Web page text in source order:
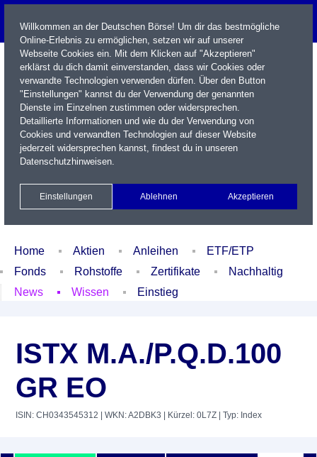
Name / WKN / ISIN / Kürzel
Xetra Realtime
Watchlist Portfolio Login
Home Aktien Anleihen
ETF/ETP
Fonds
Rohstoffe Zertifikate
Nachhaltig
News
Wissen Einstieg
ISTX M.A./P.Q.D.100
GR EO
ISIN: CH0343545312 | WKN: A2DBK3 | Kürzel: 0L7Z | Typ: Index
Willkommen an der Deutschen Börse! Um dir das bestmögliche
Online-Erlebnis zu ermöglichen, setzen wir auf unserer
Webseite Cookies ein. Mit dem Klicken auf "Akzeptieren"
erklärst du dich damit einverstanden, dass wir Cookies oder
verwandte Technologien verwenden dürfen. Über den Button
"Einstellungen" kannst du der Verwendung der genannten
Dienste im Einzelnen zustimmen oder widersprechen.
Detaillierte Informationen und wie du der Verwendung von
Cookies und verwandten Technologien auf dieser Website
jederzeit widersprechen kannst, findest du in unseren
Datenschutzhinweisen.
Einstellungen Ablehnen Akzeptieren